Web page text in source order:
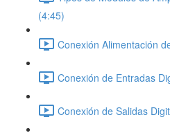
(4:45)
Conexión Alimentación
Conexión de Entradas
Conexión de Salidas